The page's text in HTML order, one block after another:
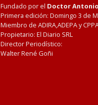
Fundado por el Doctor
Primera edición: Domingo 3 de
Miembro de ADIRA,ADEPA y
Propietario: El Diario SRL
Director Periodístico:
Walter René Goñi